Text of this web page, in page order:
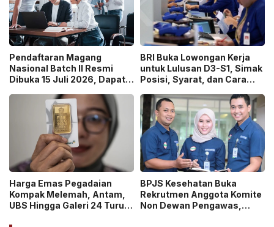
Pendaftaran Magang
Nasional Batch II Resmi
Dibuka 15 Juli 2026, Dapat
BRI Buka Lowongan Kerja
untuk Lulusan D3-S1, Simak
Posisi, Syarat, dan Cara
Harga Emas Pegadaian
Kompak Melemah, Antam,
UBS Hingga Galeri 24 Turun
BPJS Kesehatan Buka
Rekrutmen Anggota Komite
Non Dewan Pengawas,